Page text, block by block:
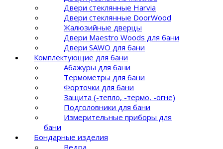
Двери стеклянные Harvia
Двери стеклянные DoorWood
Жалюзийные дверцы
Двери Maestro Woods для бани
Двери SAWO для бани
Комплектующие для бани
Абажуры для бани
Термометры для бани
Форточки для бани
Защита (-тепло, -термо, -огне)
Подголовники для бани
Измерительные приборы для
бани
Бондарные изделия
Ведра